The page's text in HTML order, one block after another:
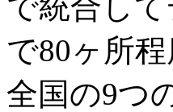
で80ヶ所
全国の9つ